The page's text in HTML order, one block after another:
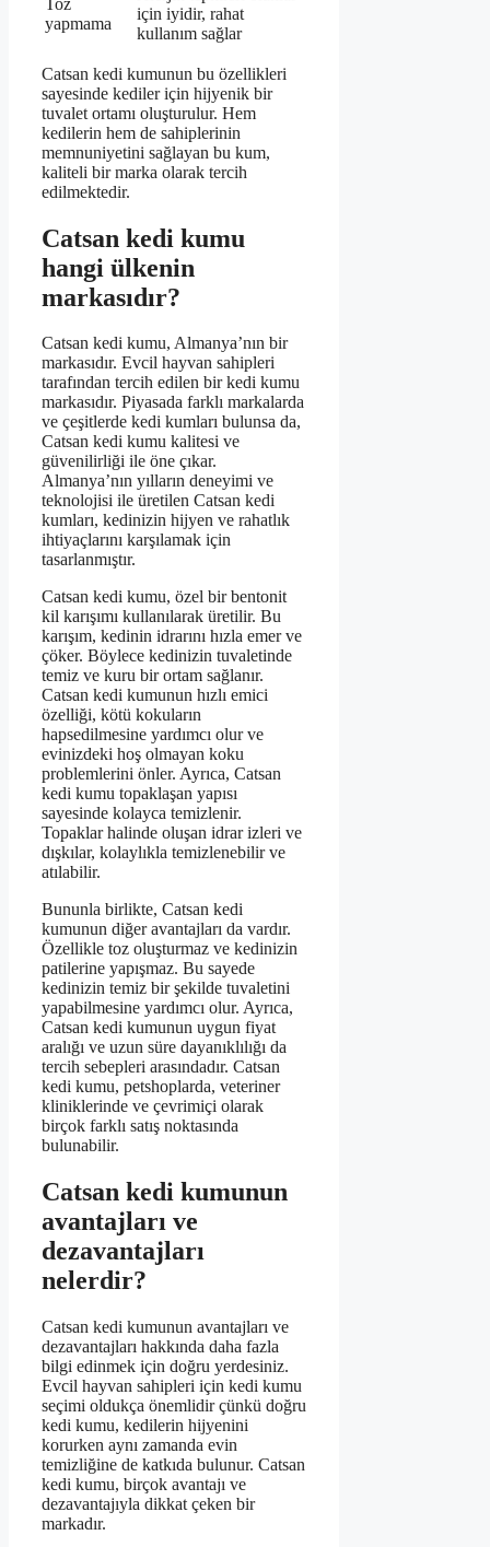
yapmama
için iyidir, rahat
kullanım sağlar
Catsan kedi kumunun bu özellikleri
sayesinde kediler için hijyenik bir
tuvalet ortamı oluşturulur. Hem
kedilerin hem de sahiplerinin
memnuniyetini sağlayan bu kum,
kaliteli bir marka olarak tercih
edilmektedir.
Catsan kedi kumu
hangi ülkenin
markasıdır?
Catsan kedi kumu, Almanya’nın bir
markasıdır. Evcil hayvan sahipleri
tarafından tercih edilen bir kedi kumu
markasıdır. Piyasada farklı markalarda
ve çeşitlerde kedi kumları bulunsa da,
Catsan kedi kumu kalitesi ve
güvenilirliği ile öne çıkar.
Almanya’nın yılların deneyimi ve
teknolojisi ile üretilen Catsan kedi
kumları, kedinizin hijyen ve rahatlık
ihtiyaçlarını karşılamak için
tasarlanmıştır.
Catsan kedi kumu, özel bir bentonit
kil karışımı kullanılarak üretilir. Bu
karışım, kedinin idrarını hızla emer ve
çöker. Böylece kedinizin tuvaletinde
temiz ve kuru bir ortam sağlanır.
Catsan kedi kumunun hızlı emici
özelliği, kötü kokuların
hapsedilmesine yardımcı olur ve
evinizdeki hoş olmayan koku
problemlerini önler. Ayrıca, Catsan
kedi kumu topaklaşan yapısı
sayesinde kolayca temizlenir.
Topaklar halinde oluşan idrar izleri ve
dışkılar, kolaylıkla temizlenebilir ve
atılabilir.
Bununla birlikte, Catsan kedi
kumunun diğer avantajları da vardır.
Özellikle toz oluşturmaz ve kedinizin
patilerine yapışmaz. Bu sayede
kedinizin temiz bir şekilde tuvaletini
yapabilmesine yardımcı olur. Ayrıca,
Catsan kedi kumunun uygun fiyat
aralığı ve uzun süre dayanıklılığı da
tercih sebepleri arasındadır. Catsan
kedi kumu, petshoplarda, veteriner
kliniklerinde ve çevrimiçi olarak
birçok farklı satış noktasında
bulunabilir.
Catsan kedi kumunun
avantajları ve
dezavantajları
nelerdir?
Catsan kedi kumunun avantajları ve
dezavantajları hakkında daha fazla
bilgi edinmek için doğru yerdesiniz.
Evcil hayvan sahipleri için kedi kumu
seçimi oldukça önemlidir çünkü doğru
kedi kumu, kedilerin hijyenini
korurken aynı zamanda evin
temizliğine de katkıda bulunur. Catsan
kedi kumu, birçok avantajı ve
dezavantajıyla dikkat çeken bir
markadır.